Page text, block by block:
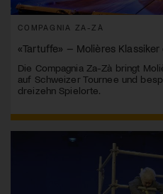
COMPAGNIA ZA-ZÀ
«Tartuffe» – Molières Klassiker
Die Compagnia Za-Zà bringt
auf Schweizer Tournee und
dreizehn Spielorte.